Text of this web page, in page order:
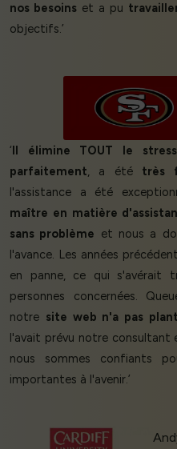
nos besoinset a pu
objectifs.’
‘ Il élimine TOUT le
parfaitement, a été très
l'assistance a été
maître en matière
sans problème et nous a
l'avance. Les années
en panne, ce qui s'avérait
personnes concernées.
notre site web n'a pas
l'avait prévu notre consultant
nous sommes confiants
importantes à l'avenir.’